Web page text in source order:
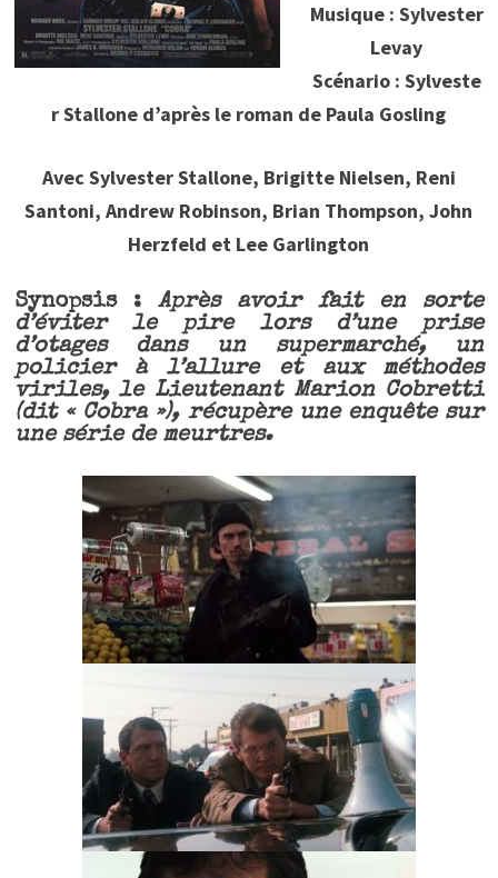
Musique : Sylvester
Levay
Scénario : Sylveste
r Stallone d’après le roman de Paula Gosling
Avec Sylvester Stallone, Brigitte Nielsen, Reni
Santoni, Andrew Robinson, Brian Thompson, John
Herzfeld et Lee Garlington
Synopsis : Après avoir fait en sorte
d’éviter le pire lors d’une prise
d’otages dans un supermarché, un
policier à l’allure et aux méthodes
viriles, le Lieutenant Marion Cobretti
(dit « Cobra »), récupère une enquête sur
une série de meurtres.